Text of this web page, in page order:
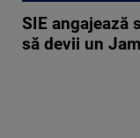
SIE angajează
să devii un